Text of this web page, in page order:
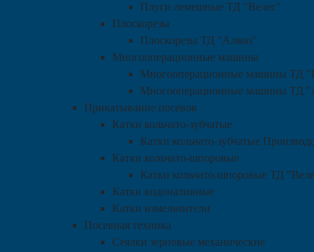
Плуги лемешные ТД "Велес"
Плоскорезы
Плоскорезы ТД "Алмаз"
Многооперационные машины
Многооперационные машины ТД
Многооперационные машины ТД
Прикатывание посевов
Катки кольчато-зубчатые
Катки кольчато-зубчатые
Катки кольчато-шпоровые
Катки кольчато-шпоровые ТД
Катки водоналивные
Катки измельчители
Посевная техника
Сеялки зерновые механические